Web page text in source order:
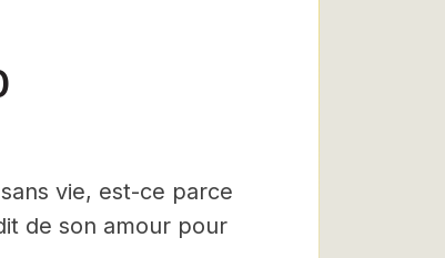
vie, est-ce parce
de son amour pour